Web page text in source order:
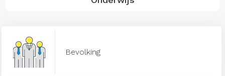
Bevolking